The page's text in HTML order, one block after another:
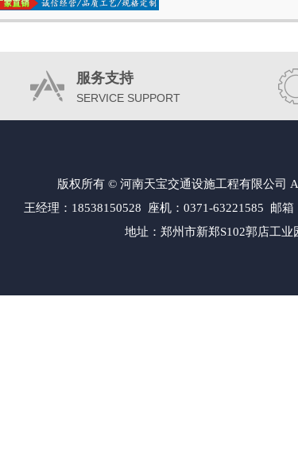
服务支持
SERVICE SUPPORT
版权所有 © 河南天宝交通设施工程有限公司
王经理：18538150528 座机：0371-63221585 邮箱
地址：郑州市新郑S102郭店工业